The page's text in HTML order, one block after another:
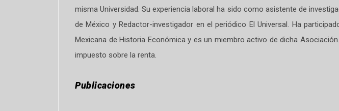
misma Universidad. Su experiencia laboral ha sido como asistente de
de México y Redactor-investigador en el periódico El Universal. Ha
Mexicana de Historia Económica y es un miembro activo de dicha
impuesto sobre la renta.
Publicaciones